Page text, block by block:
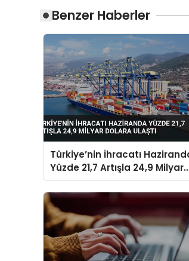
Benzer Haberler
Türkiye’nin İhracatı
Yüzde 21,7 Artışla 24,9 Milyar
Dolara Ulaştı